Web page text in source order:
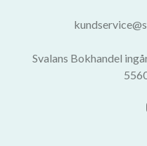
Svalans Bokhandel